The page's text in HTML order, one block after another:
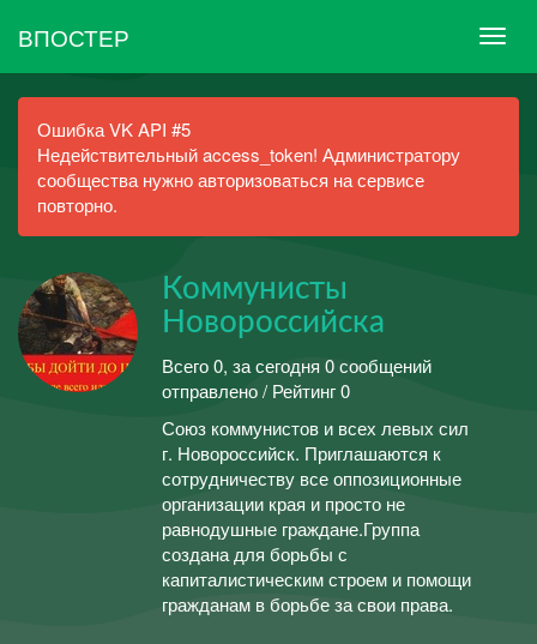
ВПОСТЕР
Ошибка VK API #5
Недействительный access_token! Администратору
сообщества нужно авторизоваться на сервисе
повторно.
Коммунисты
Новороссийска
Всего 0, за сегодня 0 сообщений
отправлено / Рейтинг 0
Союз коммунистов и всех левых сил
г. Новороссийск. Приглашаются к
сотрудничеству все оппозиционные
организации края и просто не
равнодушные граждане.Группа
создана для борьбы с
капиталистическим строем и помощи
гражданам в борьбе за свои права.